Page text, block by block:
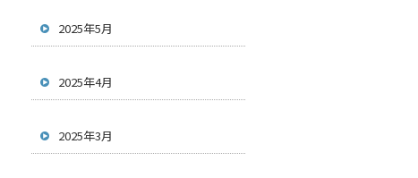
2025年5月
2025年4月
2025年3月